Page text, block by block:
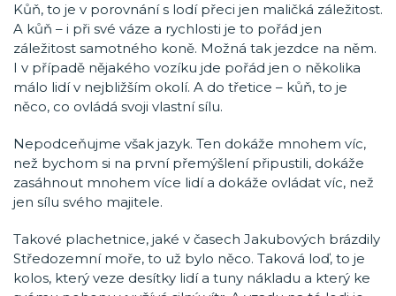
Kůň, to je v porovnání s lodí přeci jen maličká záležitost.
A kůň – i při své váze a rychlosti je to pořád jen
záležitost samotného koně. Možná tak jezdce na něm.
I v případě nějakého vozíku jde pořád jen o několika
málo lidí v nejbližším okolí. A do třetice – kůň, to je
něco, co ovládá svoji vlastní sílu.
Nepodceňujme však jazyk. Ten dokáže mnohem víc,
než bychom si na první přemýšlení připustili, dokáže
zasáhnout mnohem více lidí a dokáže ovládat víc, než
jen sílu svého majitele.
Takové plachetnice, jaké v časech Jakubových brázdily
Středozemní moře, to už bylo něco. Taková loď, to je
kolos, který veze desítky lidí a tuny nákladu a který ke